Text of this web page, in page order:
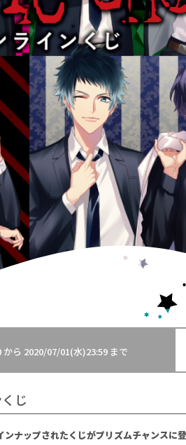
から 2020/07/01(水)23:59 まで
じ
ナップされたくじがプリズムチャンスに